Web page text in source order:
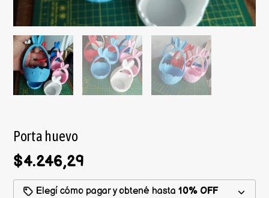
Porta huevo
$4.246,29
Elegí cómo pagar y obtené hasta10% OFF